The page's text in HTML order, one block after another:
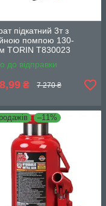
підкатний 3т з
помпою 130-
TORIN T830023
до відправки
₴ 7 270 ₴
–11%